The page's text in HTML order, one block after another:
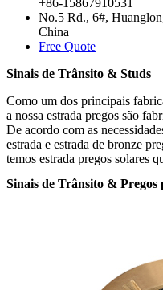
+86-15867910531
No.5 Rd., 6#,
China
Free Quote
Sinais de Trânsito & Studs
Como um dos principais
a nossa estrada pregos são
De acordo com as
estrada e estrada de bronze
temos estrada pregos solares
Sinais de Trânsito & Pregos